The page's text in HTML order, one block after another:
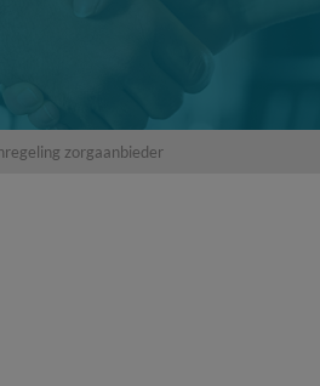
zorgaanbieder